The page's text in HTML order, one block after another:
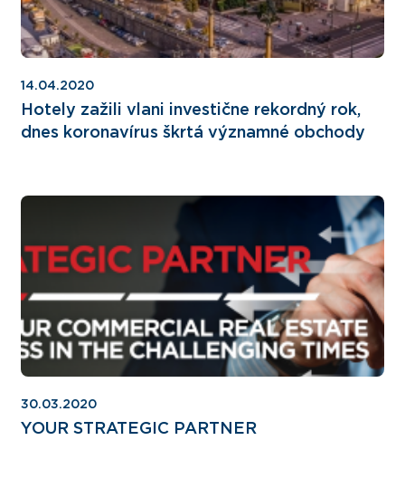
14.04.2020
Hotely zažili vlani investične rekordný rok,
dnes koronavírus škrtá významné obchody
30.03.2020
YOUR STRATEGIC PARTNER